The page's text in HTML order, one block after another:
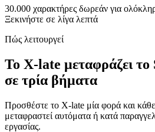
30.000 χαρακτήρες δωρεάν για
Ξεκινήστε σε λίγα λεπτά
Πώς λειτουργεί
Το X-late μεταφράζει το
σε τρία βήματα
Προσθέστε το X-late μία φορά και
μεταφραστεί αυτόματα ή κατά
εργασίας.